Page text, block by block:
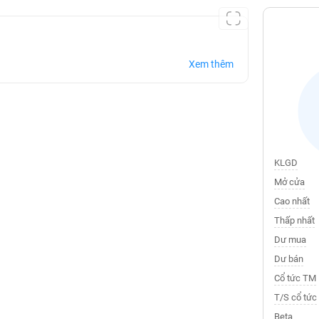
Xem thêm
KLGD
Mở cửa
Cao nhất
Thấp nhất
Dư mua
Dư bán
Cổ tức TM
T/S cổ tức
Beta